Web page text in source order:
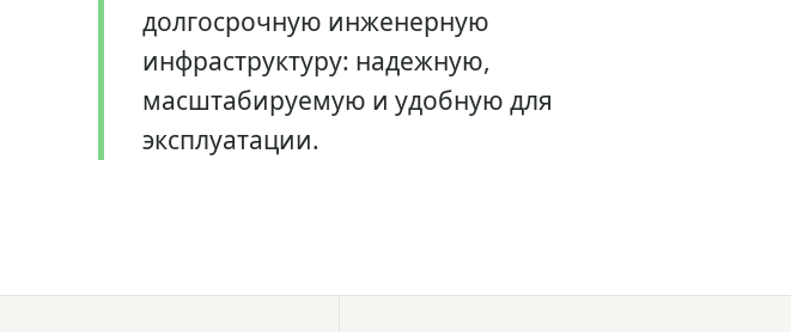
долгосрочную инженерную
инфраструктуру: надежную,
масштабируемую и удобную для
эксплуатации.